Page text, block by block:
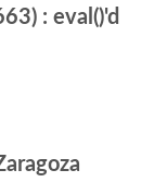
: eval()'d